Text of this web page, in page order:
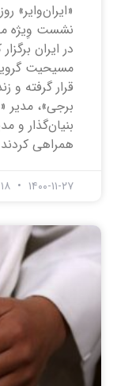
نشست وِیژه
در ایران
مسیحیت
قرار گرفته و
بنیان‌گذار و
همراهی
۱۴۰۰-۱۱-۲۷